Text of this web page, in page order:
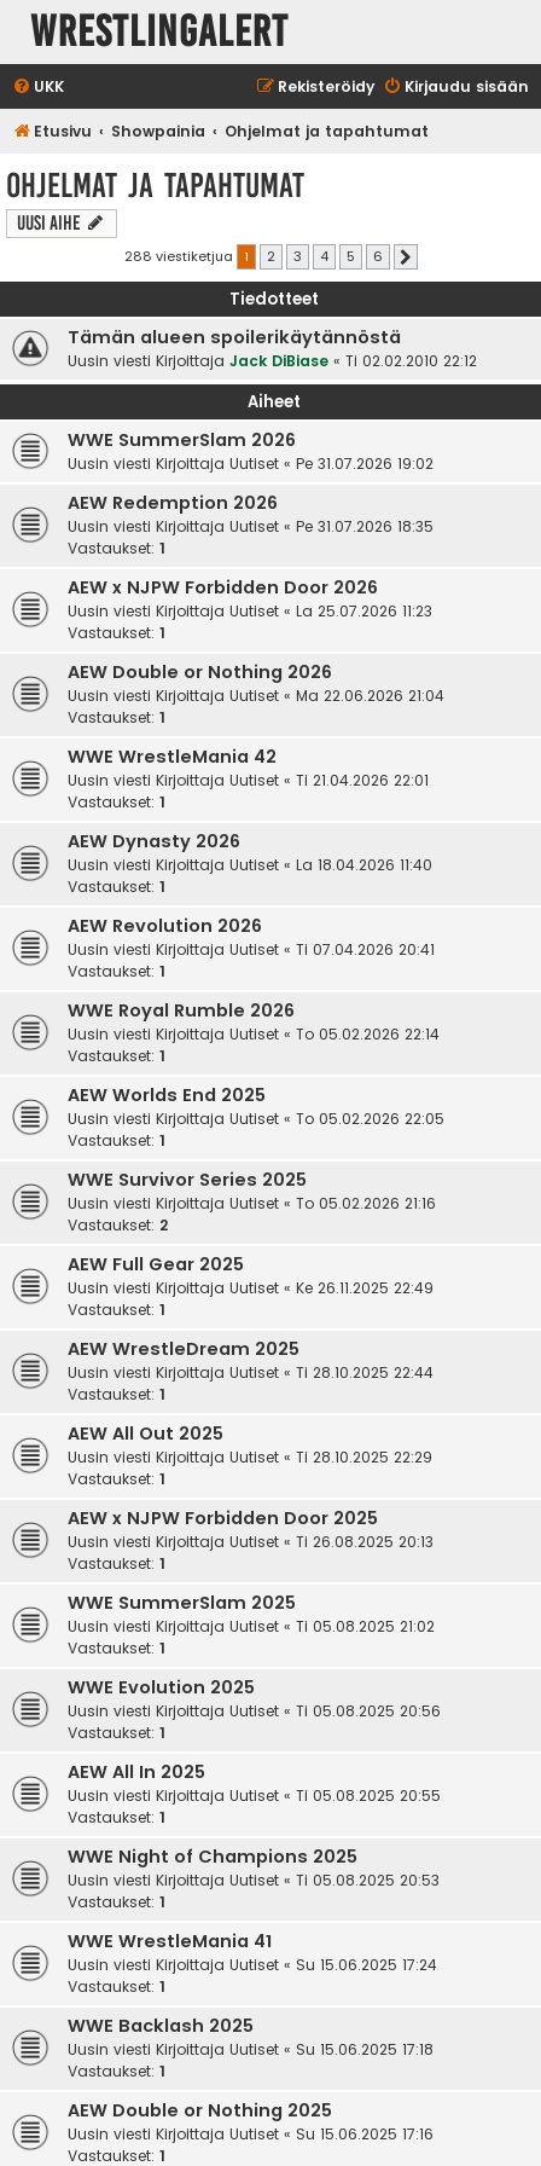
WrestlingAlert
UKK Kirjaudu sisään
Rekisteröidy
Etusivu Showpainia Ohjelmat ja tapahtumat
Ohjelmat ja tapahtumat
Uusi Aihe
288 viestiketjua 1 2 3 4 5 6
Tiedotteet
Tämän alueen spoilerikäytännöstä
Uusin viesti Kirjoittaja Jack DiBiase « Ti 02.02.2010 22:12
Aiheet
WWE SummerSlam 2026
Uusin viesti Kirjoittaja Uutiset « Pe 31.07.2026 19:02
AEW Redemption 2026
Uusin viesti Kirjoittaja Uutiset « Pe 31.07.2026 18:35
Vastaukset: 1
AEW x NJPW Forbidden Door 2026
Uusin viesti Kirjoittaja Uutiset « La 25.07.2026 11:23
Vastaukset: 1
AEW Double or Nothing 2026
Uusin viesti Kirjoittaja Uutiset « Ma 22.06.2026 21:04
Vastaukset: 1
WWE WrestleMania 42
Uusin viesti Kirjoittaja Uutiset « Ti 21.04.2026 22:01
Vastaukset: 1
AEW Dynasty 2026
Uusin viesti Kirjoittaja Uutiset « La 18.04.2026 11:40
Vastaukset: 1
AEW Revolution 2026
Uusin viesti Kirjoittaja Uutiset « Ti 07.04.2026 20:41
Vastaukset: 1
WWE Royal Rumble 2026
Uusin viesti Kirjoittaja Uutiset « To 05.02.2026 22:14
Vastaukset: 1
AEW Worlds End 2025
Uusin viesti Kirjoittaja Uutiset « To 05.02.2026 22:05
Vastaukset: 1
WWE Survivor Series 2025
Uusin viesti Kirjoittaja Uutiset « To 05.02.2026 21:16
Vastaukset: 2
AEW Full Gear 2025
Uusin viesti Kirjoittaja Uutiset « Ke 26.11.2025 22:49
Vastaukset: 1
AEW WrestleDream 2025
Uusin viesti Kirjoittaja Uutiset « Ti 28.10.2025 22:44
Vastaukset: 1
AEW All Out 2025
Uusin viesti Kirjoittaja Uutiset « Ti 28.10.2025 22:29
Vastaukset: 1
AEW x NJPW Forbidden Door 2025
Uusin viesti Kirjoittaja Uutiset « Ti 26.08.2025 20:13
Vastaukset: 1
WWE SummerSlam 2025
Uusin viesti Kirjoittaja Uutiset « Ti 05.08.2025 21:02
Vastaukset: 1
WWE Evolution 2025
Uusin viesti Kirjoittaja Uutiset « Ti 05.08.2025 20:56
Vastaukset: 1
AEW All In 2025
Uusin viesti Kirjoittaja Uutiset « Ti 05.08.2025 20:55
Vastaukset: 1
WWE Night of Champions 2025
Uusin viesti Kirjoittaja Uutiset « Ti 05.08.2025 20:53
Vastaukset: 1
WWE WrestleMania 41
Uusin viesti Kirjoittaja Uutiset « Su 15.06.2025 17:24
Vastaukset: 1
WWE Backlash 2025
Uusin viesti Kirjoittaja Uutiset « Su 15.06.2025 17:18
Vastaukset: 1
AEW Double or Nothing 2025
Uusin viesti Kirjoittaja Uutiset « Su 15.06.2025 17:16
Vastaukset: 1